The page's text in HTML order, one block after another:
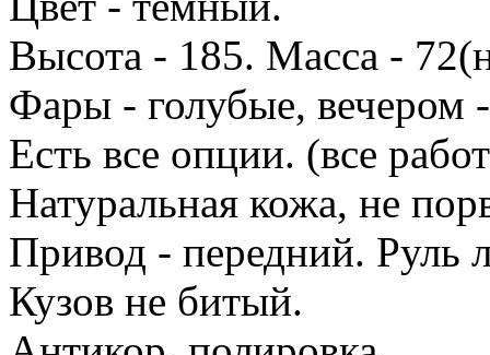
Высота - 185. Масса -
Фары - голубые, вечером
Есть все опции. (все
Натуральная кожа, не
Привод - передний. Руль
Кузов не битый.